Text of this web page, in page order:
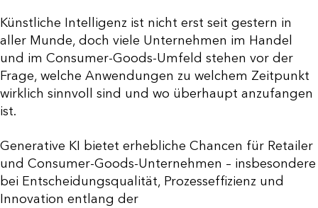
Künstliche Intelligenz ist nicht erst seit gestern in
aller Munde, doch viele Unternehmen im Handel
und im Consumer-Goods-Umfeld stehen vor der
Frage, welche Anwendungen zu welchem Zeitpunkt
wirklich sinnvoll sind und wo überhaupt anzufangen
ist.
Generative KI bietet erhebliche Chancen für Retailer
und Consumer-Goods-Unternehmen – insbesondere
bei Entscheidungsqualität, Prozesseffizienz und
Innovation entlang der